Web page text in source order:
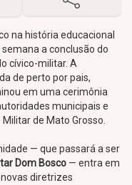
na história educacional
a conclusão do
cívico-militar. A
de perto por pais,
em uma cerimônia
municipais e
de Mato Grosso.
— que passará a ser
Dom Bosco — entra em
diretrizes